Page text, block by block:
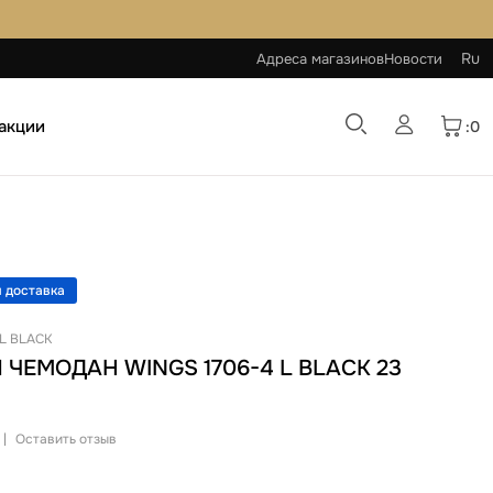
Адреса магазиновНовости Ru
:0
доставка
BLACK
WINGS 1706-4 L BLACK 23
| Оставить отзыв